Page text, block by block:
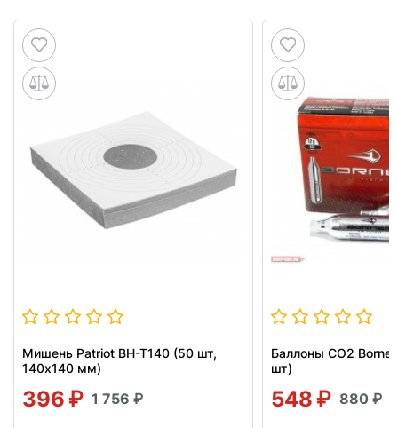
Мишень Patriot BH-T140 (50 шт,
140x140 мм)
396 1 756
Баллоны СО2
шт)
548 880